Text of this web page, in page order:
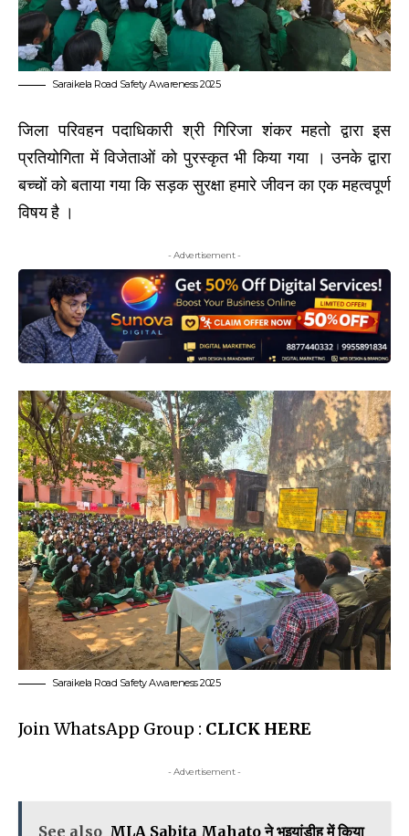
Saraikela Road Safety Awareness 2025
जिला परिवहन पदाधिकारी श्री गिरिजा शंकर महतो द्वारा इस
प्रतियोगिता में विजेताओं को पुरस्कृत भी किया गया । उनके द्वारा
बच्चों को बताया गया कि सड़क सुरक्षा हमारे जीवन का एक महत्वपूर्ण
विषय है ।
- Advertisement -
Saraikela Road Safety Awareness 2025
Join WhatsApp Group : CLICK HERE
- Advertisement -
See also MLA Sabita Mahato ने भुइयांडीह में किया